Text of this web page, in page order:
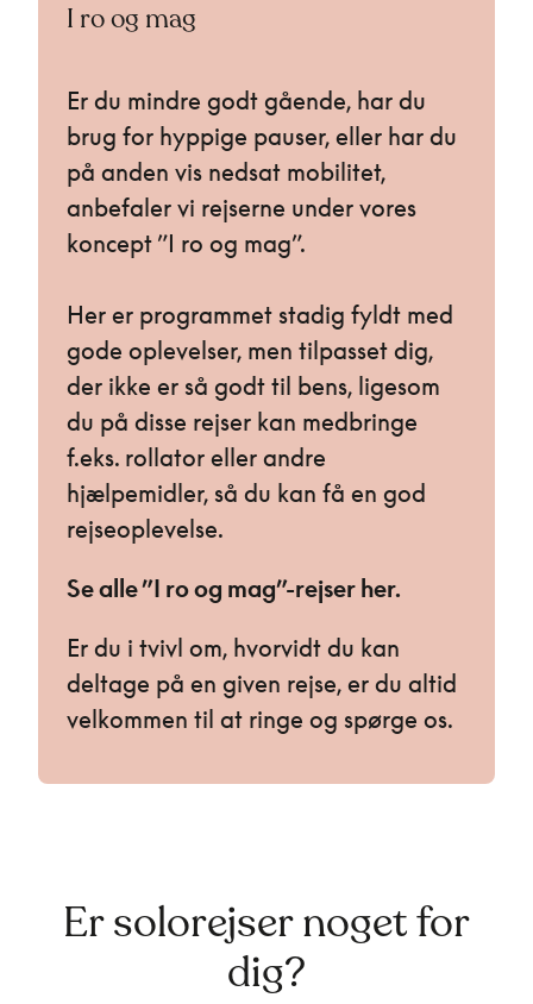
I ro og mag
Er du mindre godt gående, har du
brug for hyppige pauser, eller har du
på anden vis nedsat mobilitet,
anbefaler vi rejserne under vores
koncept ”I ro og mag”.
Her er programmet stadig fyldt med
gode oplevelser, men tilpasset dig,
der ikke er så godt til bens, ligesom
du på disse rejser kan medbringe
f.eks. rollator eller andre
hjælpemidler, så du kan få en god
rejseoplevelse.
Se alle ”I ro og mag”-rejser her.
Er du i tvivl om, hvorvidt du kan
deltage på en given rejse, er du altid
velkommen til at ringe og spørge os.
Er solorejser noget for
dig?